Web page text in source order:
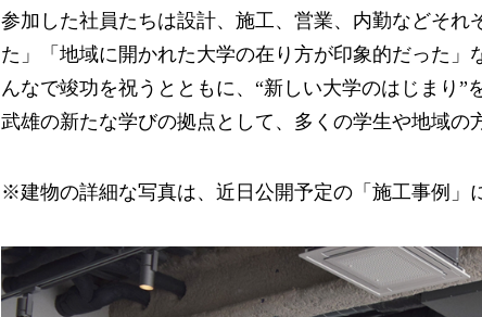
参加した社員たちは設計、施工、営業、内勤などそ
た」「地域に開かれた大学の在り方が印象的だった
んなで竣功を祝うとともに、“新しい大学のはじまり”
武雄の新たな学びの拠点として、多くの学生や地域の
※建物の詳細な写真は、近日公開予定の「施工事例」